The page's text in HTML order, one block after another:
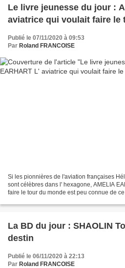
Le livre jeunesse du jour :
aviatrice qui voulait faire le
Publié le 07/11/2020 à 09:53
Par Roland FRANCOISE
Si les pionnières de l'aviation françaises
sont célèbres dans l' hexagone, AMELIA
faire le tour du monde est peu connue de
La BD du jour : SHAOLIN Tome 1 L'enfant du
destin
Publié le 06/11/2020 à 22:13
Par Roland FRANCOISE